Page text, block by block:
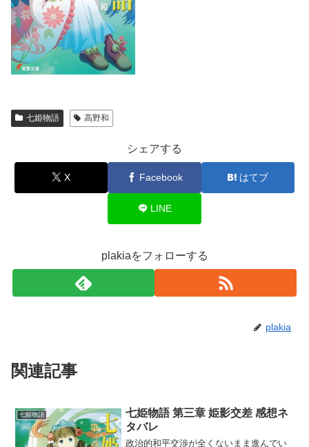
七姫物語 高野和
シェアする
X Facebook はてブ
LINE
plakiaをフォローする
plakia
関連記事
七姫物語
七姫物語 第三章 姫影交差 感想ネ
タバレ
政治的和平交渉が全くないまま進んでい